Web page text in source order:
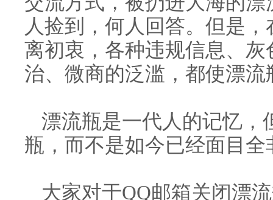
人捡到，何人回答。 但是，
离初衷，各种违规信息、
治、微商的泛滥，都使漂流
漂流瓶是一代人的记忆，
瓶，而不是如今已经面目
大家对于QQ邮箱关闭漂